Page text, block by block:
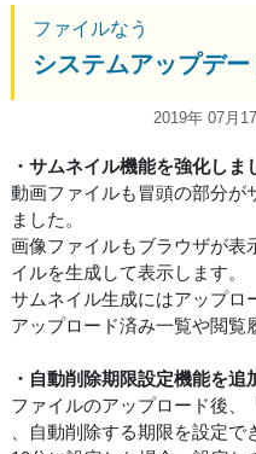
ファイルなう
システムアップデ
2019年 07月
・サムネイル機能を強化しま
動画ファイルも冒頭の部分が
ました。
画像ファイルもブラウザが表
イルを生成して表示します。
サムネイル生成にはアップロ
アップロード済み一覧や閲覧
・自動削除期限設定機能を追
ファイルのアップロード後、
、自動削除する期限を設定で